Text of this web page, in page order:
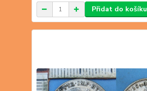
Přidat do košíku